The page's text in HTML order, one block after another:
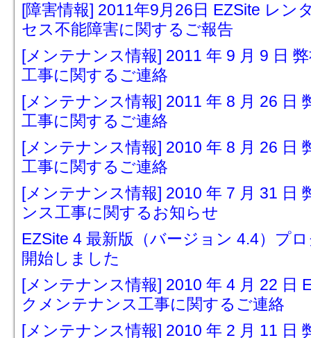
[障害情報] 2011年9月26日 EZSite レ
セス不能障害に関するご報告
[メンテナンス情報] 2011 年 9 月 9 日
工事に関するご連絡
[メンテナンス情報] 2011 年 8 月 26 日
工事に関するご連絡
[メンテナンス情報] 2010 年 8 月 26 日
工事に関するご連絡
[メンテナンス情報] 2010 年 7 月 31 日
ンス工事に関するお知らせ
EZSite 4 最新版（バージョン 4.4）プ
開始しました
[メンテナンス情報] 2010 年 4 月 22 日
クメンテナンス工事に関するご連絡
[メンテナンス情報] 2010 年 2 月 11 日